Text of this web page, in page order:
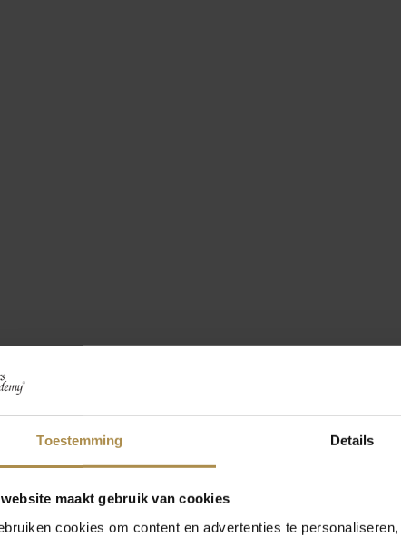
Toestemming Details
website maakt gebruik van cookies
cookies om content en advertenties te